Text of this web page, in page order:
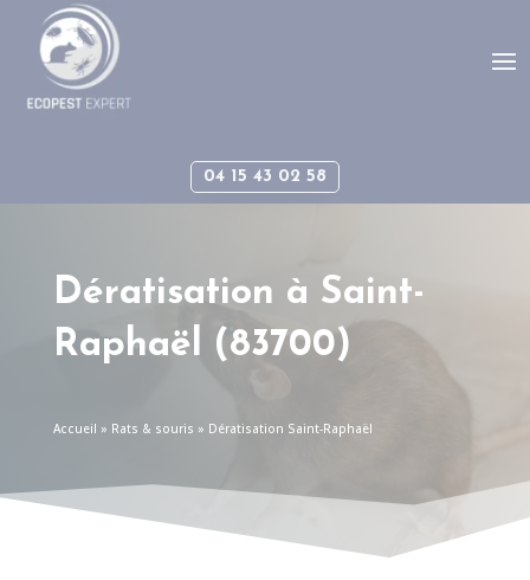
04 15 43 02 58
Dératisation à Saint-
Raphaël (83700)
Accueil » Rats & souris » Dératisation Saint-Raphaël
Panneau de gestion des cookies